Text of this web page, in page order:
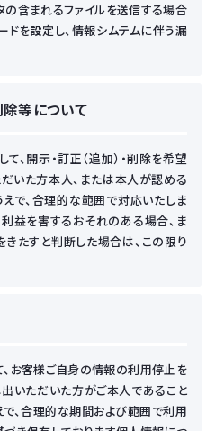
の含まれるファイルを送信する場合
ドを設定し、情報シムテムに伴う漏
除等について
、開示・訂正（追加）・削除を希望
いた方本人、または本人が認める
で、合理的な範囲で対応いたしま
利益を害するおそれのある場合、ま
たすと判断した場合は、この限り
お客様ご自身の情報の利用停止を
いただいた方がご本人であること
、合理的な期間および範囲で利用